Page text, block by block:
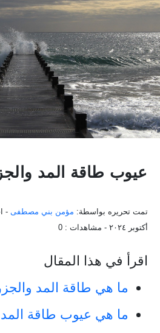
عيوب طاقة المد
تمت تحريره بواسطة: مؤمن بني مصطفى -
أكتوبر ٢٠٢٤
- مشاهدات : 0
اقرأ في هذا المقال
ما هي طاقة المد
ما هي عيوب طاقة المد